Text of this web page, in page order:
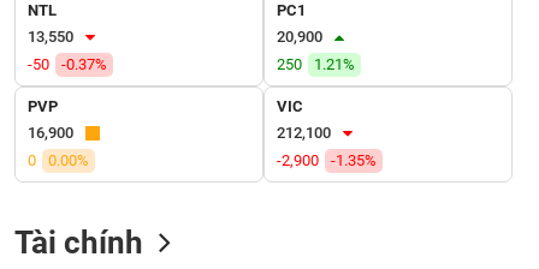
NTL
13,550
-50
-0.37%
PC1
20,900
250
1.21%
PVP
16,900
0
0.00%
VIC
212,100
-2,900
-1.35%
Tài chính
BẤT
ĐỘNG
SẢN
Mã
chứng
khoán
(-)
Tất cả Cổ phiếu